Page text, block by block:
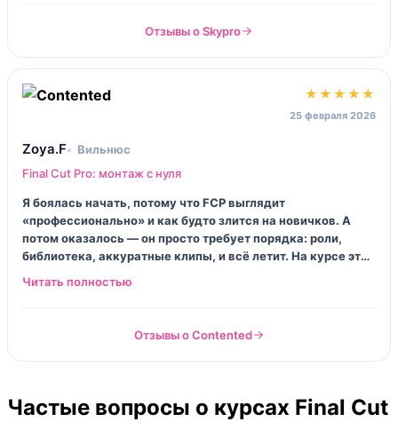
Отзывы о Skypro
★★★★★
25 февраля 2026
Zoya.F
Вильнюс
Final Cut Pro: монтаж с нуля
Я боялась начать, потому что FCP выглядит
«профессионально» и как будто злится на новичков. А
потом оказалось — он просто требует порядка: роли,
библиотека, аккуратные клипы, и всё летит. На курсе это
донесли нормально, без снобизма. Плюс показали, как
технарь». Ну почти.
Отзывы о Contented
Частые вопросы о курсах Final Cut